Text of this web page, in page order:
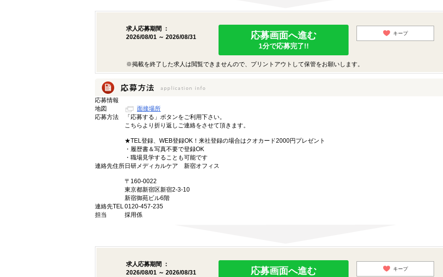
求人応募期間 ：
2026/08/01 ～ 2026/08/31
応募画面へ進む
1分で応募完了!!
キープ
※掲載を終了した求人は閲覧できませんので、プリントアウトして保管をお願いします。
応募情報
地図
面接場所
応募方法
「応募する」ボタンをご利用下さい。
こちらより折り返しご連絡をさせて頂きます。
★TEL登録、WEB登録OK！来社登録の場合はクオカード2000円プレゼント
・履歴書＆写真不要で登録OK
・職場見学することも可能です
連絡先住所日研メディカルケア 新宿オフィス
〒160-0022
東京都新宿区新宿2-3-10
新宿御苑ビル6階
連絡先TEL0120-457-235
担当
採用係
求人応募期間 ：
2026/08/01 ～ 2026/08/31
応募画面へ進む キープ